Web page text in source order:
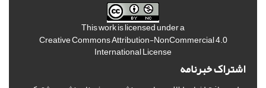
This work is licensed under a
Creative Commons Attribution-NonCommercial 4.0
International License
اشتراک خبرنامه